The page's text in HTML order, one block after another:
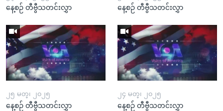
နေ့စဉ် တီဗွီသတင်းလွှာ နေ့စဉ် တီဗွီသတင်းလွှာ
၂၅ မတ္၊ ၂၀၂၅
နေ့စဉ် တီဗွီသတင်းလွှာ
၂၄ မတ္၊ ၂၀၂၅
နေ့စဉ် တီဗွီသတင်းလွှာ